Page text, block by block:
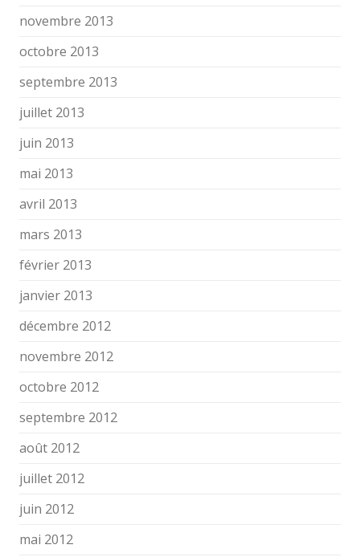
novembre 2013
octobre 2013
septembre 2013
juillet 2013
juin 2013
mai 2013
avril 2013
mars 2013
février 2013
janvier 2013
décembre 2012
novembre 2012
octobre 2012
septembre 2012
août 2012
juillet 2012
juin 2012
mai 2012